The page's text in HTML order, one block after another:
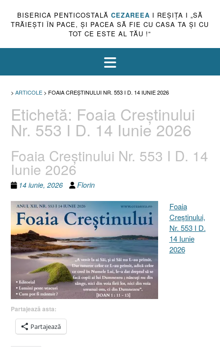
BISERICA PENTICOSTALĂ CEZAREEA I REŞIŢA I „SĂ
TRĂIEŞTI ÎN PACE, ŞI PACEA SĂ FIE CU CASA TA ŞI CU
TOT CE ESTE AL TĂU !”
> ARTICOLE > FOAIA CREȘTINULUI NR. 553 I D. 14 IUNIE 2026
Etichetă: Foaia Creștinului
Nr. 553 I D. 14 Iunie 2026
Foaia Creștinului Nr. 553 I D. 14
Iunie 2026
14 iunie, 2026 Florin
Foaia
Creştinului,
Nr. 553 I D.
14 Iunie
2026
Partajează asta:
Partajează